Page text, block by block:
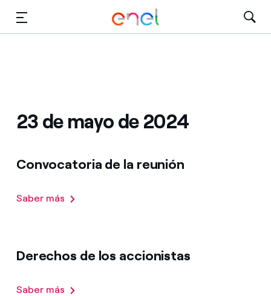
23 de mayo de 2024
Convocatoria de la reunión
Saber más
Derechos de los accionistas
Saber más